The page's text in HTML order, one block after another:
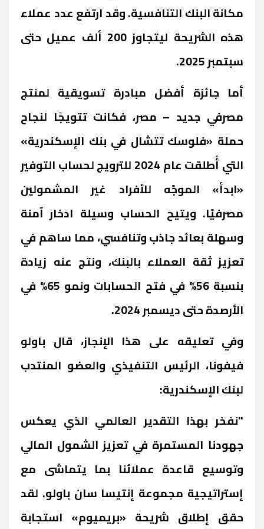
مكانة البنك التنافسية. وقد ارتفع عدد عملاء
هذه الشريحة ليتجاوز 200 ألف عميل حتى
سبتمبر 2025.
أما جائزة أفضل مبادرة تسويقية لمنتج
مصرفي جديد – مصر، فكانت تتويجًا لنجاح
حملة «فلوسك تتشال في بنك الإسكندرية»
التي أُطلقت عام 2024 للترويج لحساب التوفير
«ابدأ» الموجّه للأفراد غير المشمولين
مصرفيًا. ويتيح الحساب وسيلة ادخار آمنة
وسهلة بعائد جاذب وتنافسي، مما ساهم في
تعزيز ثقة العملاء بالبنك، ونتج عنه زيادة
بنسبة 56% في فتح الحسابات ونمو 65% في
الأرصدة حتى ديسمبر 2024.
وفي تعليقه على هذا الإنجاز، قال باولو
فيفونا، الرئيس التنفيذي والعضو المنتدب
لبنك الإسكندرية:
"نفخر بهذا التقدير العالمي الذي يعكس
جهودنا المستمرة في تعزيز الشمول المالي
وتوسيع قاعدة عملائنا بما يتماشى مع
إستراتيجية مجموعة إنتيسا سان باولو. لقد
حقق إطلاق شريحة «بريميوم» استجابة